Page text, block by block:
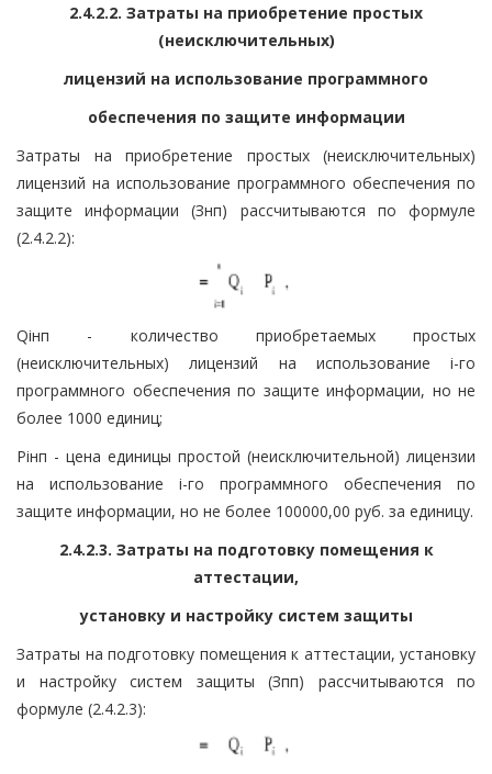
2.4.2.2. Затраты на приобретение простых
(неисключительных)
лицензий на использование программного
обеспечения по защите информации
Затраты на приобретение простых (неисключительных)
лицензий на использование программного обеспечения по
защите информации (Знп) рассчитываются по формуле
(2.4.2.2):
Qiнп - количество приобретаемых простых
(неисключительных) лицензий на использование i-го
программного обеспечения по защите информации, но не
более 1000 единиц;
Piнп - цена единицы простой (неисключительной) лицензии
на использование i-го программного обеспечения по
защите информации, но не более 100000,00 руб. за единицу.
2.4.2.3. Затраты на подготовку помещения к
аттестации,
установку и настройку систем защиты
Затраты на подготовку помещения к аттестации, установку
и настройку систем защиты (Зпп) рассчитываются по
формуле (2.4.2.3):